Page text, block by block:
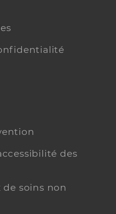
des
de soins non